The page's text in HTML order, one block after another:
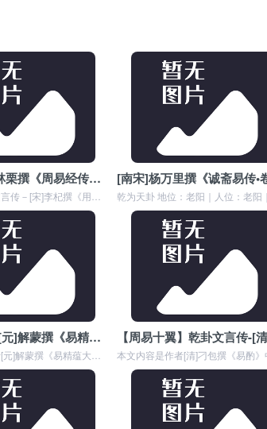
文言传-[宋]林栗撰《周易经传集解》卷三十五
乾卦文言传-[元]解蒙撰《易精蕴大义•卷一》